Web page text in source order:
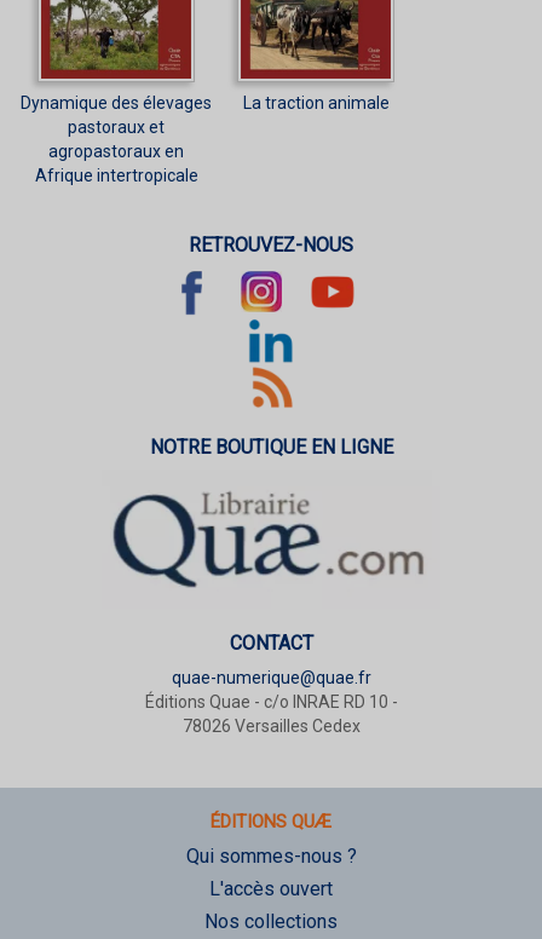
Dynamique des élevages
pastoraux et
agropastoraux en
Afrique intertropicale
La traction animale
RETROUVEZ-NOUS
NOTRE BOUTIQUE EN LIGNE
CONTACT
quae-numerique@quae.fr
Éditions Quae - c/o INRAE RD 10 -
78026 Versailles Cedex
ÉDITIONS QUÆ
Qui sommes-nous ?
L'accès ouvert
Nos collections